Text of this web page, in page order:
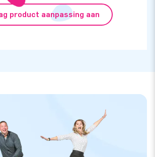
product aanpassing aan